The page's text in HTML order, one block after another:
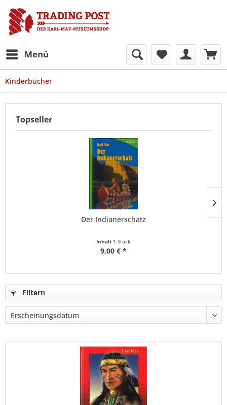
Menü
Kinderbücher
Topseller
Der Indianerschatz
Inhalt 1 Stück
9,00 € *
Filtern